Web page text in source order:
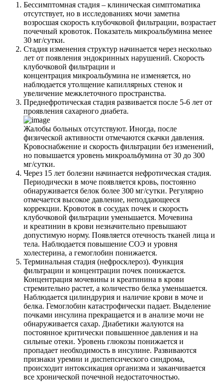
Бессимптомная стадия – клиническая симптоматика
отсутствует, но в исследованиях мочи заметна
возросшая скорость клубочковой фильтрации, возрастает
почечный кровоток. Показатель микроальбумина менее
30 мг/сутки.
Стадия изменения структур начинается через несколько
лет от появления эндокринных нарушений. Скорость
клубочковой фильтрации и
концентрация микроальбумина не изменяется, но
наблюдается утолщение капиллярных стенок и
увеличение межклеточного пространства.
Преднефротическая стадия развивается после 5-6 лет от
проявления сахарного диабета.
Жалобы больных отсутствуют. Иногда, после
физической активности отмечаются скачки давления.
Кровоснабжение и скорость фильтрации без изменений,
но повышается уровень микроальбумина от 30 до 300
мг/сутки.
Через 15 лет болезни начинается нефротическая стадия.
Периодически в моче появляется кровь, постоянно
обнаруживается белок более 300 мг/сутки. Регулярно
отмечается высокое давление, неподдающееся
коррекции. Кровоток в сосудах почек и скорость
клубочковой фильтрации уменьшается. Мочевина
и креатинин в крови незначительно превышают
допустимую норму. Появляется отечность тканей лица и
тела. Наблюдается повышение СОЭ и уровня
холестерина, а гемоглобин понижается.
Терминальная стадия (нефросклероз). Функция
фильтрации и концентрации почек понижается.
Концентрация мочевины и креатинина в крови
стремительно растет, а количество белка уменьшается.
Наблюдается цилиндрурия и наличие крови в моче и
белка. Гемоглобин катастрофически падает. Выделение
почками инсулина прекращается и в анализе мочи не
обнаруживается сахар. Диабетики жалуются на
постоянное критически повышенное давления и на
сильные отеки. Уровень глюкозы понижается и
пропадает необходимость в инсулине. Развиваются
признаки уремии и диспепсического синдрома,
происходит интоксикация организма и заканчивается
все хронической почечной недостаточностью.